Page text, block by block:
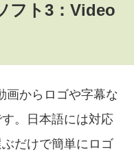
フト3：Video
画からロゴや字幕な
。日本語には対応
だけで簡単にロゴ